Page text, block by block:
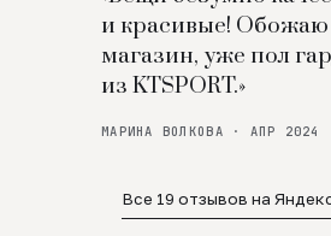
и красивые! Обожаю
магазин, уже пол
из KTSPORT.»
МАРИНА ВОЛКОВА · АПР 2024
Все 19 отзывов на